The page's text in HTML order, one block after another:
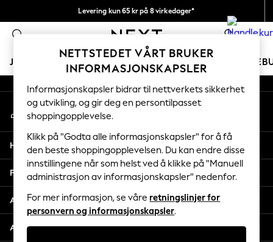
Levering kun 65 kr på 8 virkedager*
Vi betaler alle tollavgifter 0
JENTER GUTTER BABY KVINNER MENN
GIRLS
New In
50 - 92cm
98 - 110cm
116 - 134cm
140 - 174cm
Trending: Top & Short Sets
Trending: Clogs
Toy Story
THE SET
An error occurred on client
Våre sosiale nettverk
Min konto
Logg inn på kontoen din
Hjelp
Personvern & Juridisk
Avdelinger
Andre tjenester
NETTSTEDET VÅRT BRUKER
INFORMASJONSKAPSLER
Informasjonskapsler bidrar til nettverkets sikkerhet
og utvikling, og gir deg en persontilpasset
shoppingopplevelse.
Klikk på "Godta alle informasjonskapsler" for å få
den beste shoppingopplevelsen. Du kan endre disse
innstillingene når som helst ved å klikke på "Manuell
administrasjon av informasjonskapsler" nedenfor.
For mer informasjon, se våre retningslinjer for
personvern og informasjonskapsler.